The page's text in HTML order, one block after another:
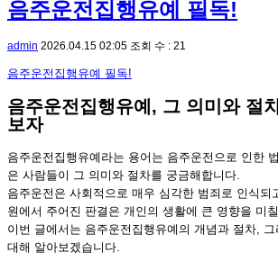
음주운전집행유예 필독!
admin 2026.04.15 02:05 조회 수 : 21
음주운전집행유예 필독!
음주운전집행유예, 그 의미와 절
보자
음주운전집행유예라는 용어는 음주운전으로 인한
은 사람들이 그 의미와 절차를 궁금해합니다.
음주운전은 사회적으로 매우 심각한 범죄로 인식되
원에서 주어진 판결은 개인의 생활에 큰 영향을 미
이번 글에서는 음주운전집행유예의 개념과 절차,
대해 알아보겠습니다.